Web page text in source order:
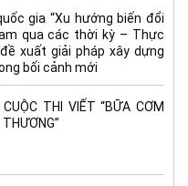
gia “Xu hướng biến đổi
qua các thời kỳ – Thực
xuất giải pháp xây dựng
bối cảnh mới
THI VIẾT “BỮA CƠM